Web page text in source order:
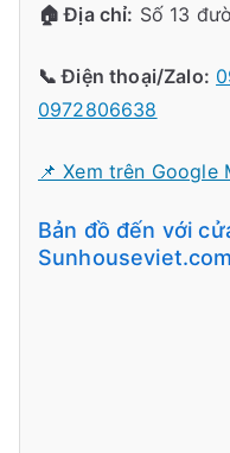
🏠 Địa chỉ: Số 13
📞 Điện thoại/Zalo:
0972806638
📌 Xem trên Google
Bản đồ đến với